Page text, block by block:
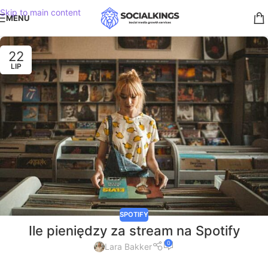
Skip to main content
MENU
22
LIP
SPOTIFY
Ile pieniędzy za stream na Spotify
Lara Bakker 0